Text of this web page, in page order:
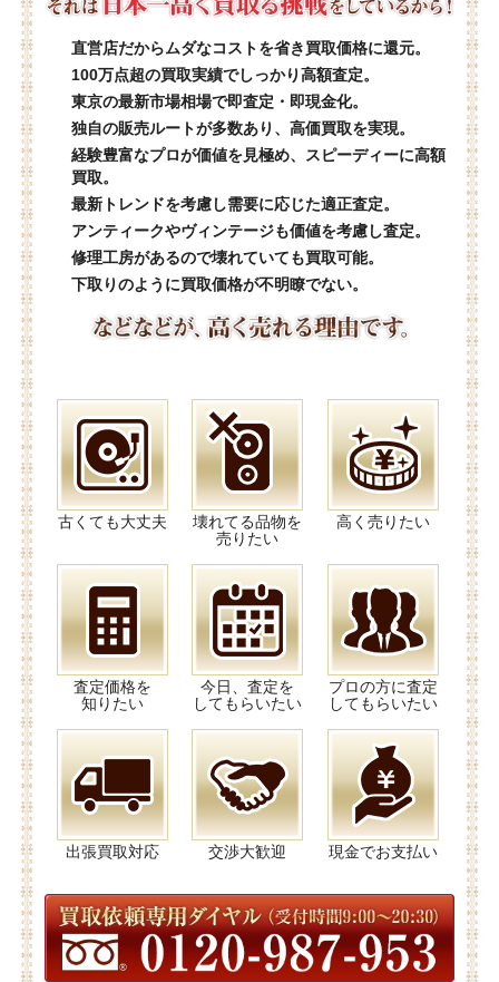
直営店だからムダなコストを省き買取価格に還元。
100万点超の買取実績でしっかり高額査定。
東京の最新市場相場で即査定・即現金化。
独自の販売ルートが多数あり、高価買取を実現。
経験豊富なプロが価値を見極め、スピーディーに高額
買取。
最新トレンドを考慮し需要に応じた適正査定。
アンティークやヴィンテージも価値を考慮し査定。
修理工房があるので壊れていても買取可能。
下取りのように買取価格が不明瞭でない。
古くても大丈夫
壊れてる品物を
売りたい
高く売りたい
査定価格を
知りたい
今日、査定を
してもらいたい
プロの方に査定
してもらいたい
出張買取対応 交渉大歓迎 現金でお支払い